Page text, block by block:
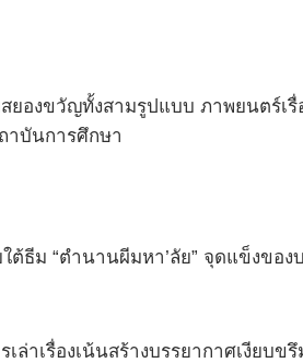
องขวัญทั้งสามรูปแบบ ภาพยนตร์เรื่
าบันการศึกษา
ใต้ธีม “ตำนานผีมหา’ลัย” จุดแข็งข
ล่าเรื่องเน้นสร้างบรรยากาศเงียบ